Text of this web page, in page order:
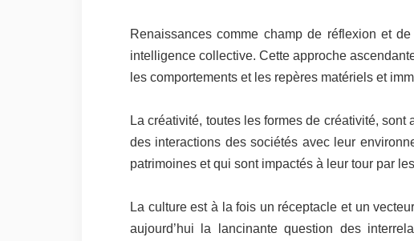
Renaissances comme champ de réflexion et
intelligence collective. Cette approche
les comportements et les repères matériels et
La créativité, toutes les formes de créativité,
des interactions des sociétés avec leur
patrimoines et qui sont impactés à leur tour par
La culture est à la fois un réceptacle et un
aujourd’hui la lancinante question des